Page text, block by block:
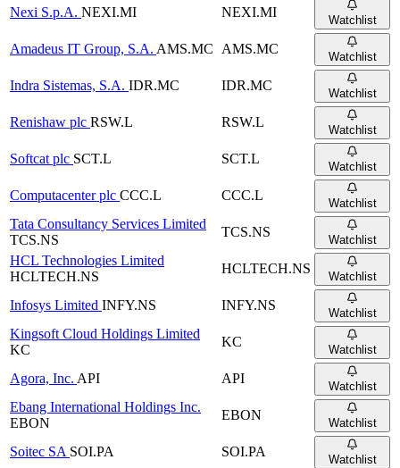
Nexi S.p.A. NEXI.MI NEXI.MI
Watchlist
Amadeus IT Group, S.A. AMS.MC AMS.MC
Watchlist
Indra Sistemas, S.A. IDR.MC IDR.MC
Watchlist
Renishaw plc RSW.L RSW.L
Watchlist
Softcat plc SCT.L SCT.L
Watchlist
Computacenter plc CCC.L CCC.L
Watchlist
Tata Consultancy Services Limited
TCS.NS
TCS.NS
Watchlist
HCL Technologies Limited
HCLTECH.NS
HCLTECH.NS
Watchlist
Infosys Limited INFY.NS INFY.NS
Watchlist
Kingsoft Cloud Holdings Limited
KC
KC
Watchlist
Agora, Inc. API API
Watchlist
Ebang International Holdings Inc.
EBON
EBON
Watchlist
Soitec SA SOI.PA SOI.PA
Watchlist